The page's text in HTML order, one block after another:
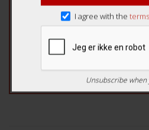
I agree with the
Unsubscribe when